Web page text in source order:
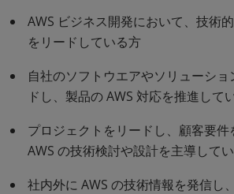
AWS ビジネス開発において、技術
をリードしている方
自社のソフトウエアやソリューシ
ドし、製品の AWS 対応を推進して
プロジェクトをリードし、顧客要件
AWS の技術検討や設計を主導して
社内外に AWS の技術情報を発信し